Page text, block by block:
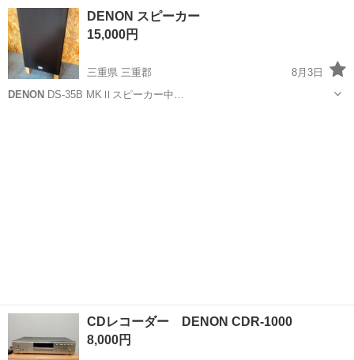
北海道 札幌市
DENON スピーカー
15,000円
三重県 三重郡
8月3日
DENON DS-35B MKⅡスピーカー中…
CDレコーダー DENON CDR-1000
8,000円